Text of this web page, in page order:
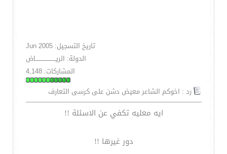
تاريخ التسجيل: Jun 2005
الدولة: الريــــــــــــــــــــاض
المشاركات: 4,148
رد : اخوكم الشاعر معيض دشن على كرسى التعارف
ايه معليه تكفي عن الاسئلة !!
دور غيرها !!